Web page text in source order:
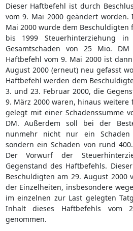
Dieser Haftbefehl ist durch
vom 9. Mai 2000 geändert
Mai 2000 wurde dem Beschuldigten
bis 1999 Steuerhinterziehung
Gesamtschaden von 25 Mio.
Haftbefehl vom 9. Mai 2000 ist
August 2000 (erneut) neu gefasst
Haftbefehl werden dem
3. und 23. Februar 2000, die
9. März 2000 waren, hinaus
gelegt mit einer Schadenssumme
DM. Außerdem soll bei der
nunmehr nicht nur ein
sondern ein Schaden von rund
Der Vorwurf der
Gegenstand des Haftbefehls.
Beschuldigten am 29. August 2000
der Einzelheiten, insbesondere
im einzelnen zur Last gelegten
Inhalt dieses Haftbefehls vom
genommen.